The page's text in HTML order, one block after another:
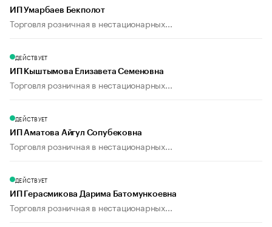
ИП Умарбаев Бекполот
Торговля розничная в нестационарных...
ДЕЙСТВУЕТ
ИП Кыштымова Елизавета Семеновна
Торговля розничная в нестационарных...
ДЕЙСТВУЕТ
ИП Аматова Айгул Сопубековна
Торговля розничная в нестационарных...
ДЕЙСТВУЕТ
ИП Герасмикова Дарима Батомункоевна
Торговля розничная в нестационарных...